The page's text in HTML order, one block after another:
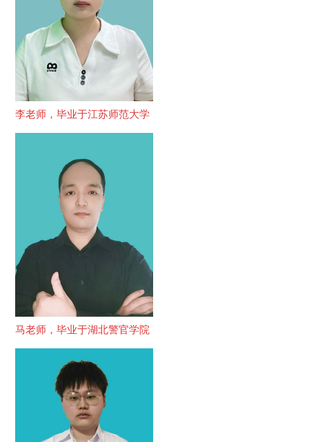
李老师，毕业于江苏师范大学
马老师，毕业于湖北警官学院